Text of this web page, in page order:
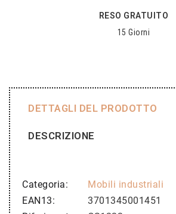
RESO GRATUITO
15 Giorni
DETTAGLI DEL PRODOTTO
DESCRIZIONE
Categoria
Mobili industriali
EAN13
3701345001451